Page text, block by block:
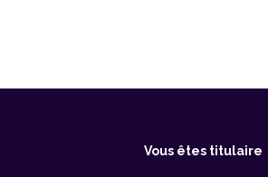
Vous êtes titulaire